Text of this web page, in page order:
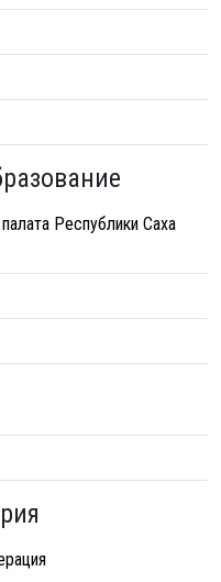
Республики Саха